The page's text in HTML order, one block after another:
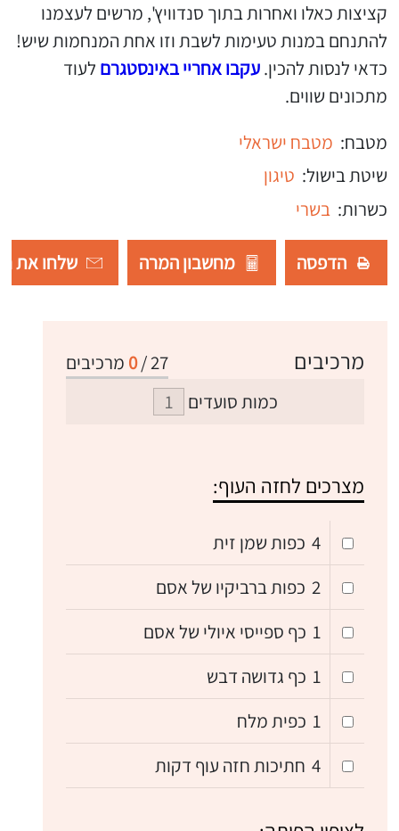
קציצות כאלו ואחרות בתוך סנדוויץ', מרשים לעצמנו
להתנחם במנות טעימות לשבת וזו אחת המנחמות שיש!
כדאי לנסות להכין.עקבו אחריי באינסטגרם לעוד
מתכונים שווים.
מטבח: מטבח ישראלי
שיטת בישול: טיגון
כשרות: בשרי
הדפסה מחשבון המרה שלחו את
27
/
0 מרכיבים מרכיבים
כמות סועדים
מצרכים לחזה העוף:
4 כפות שמן זית
2 כפות ברביקיו של אסם
1 כף ספייסי איולי של אסם
1 כף גדושה דבש
1 כפית מלח
4 חתיכות חזה עוף דקות